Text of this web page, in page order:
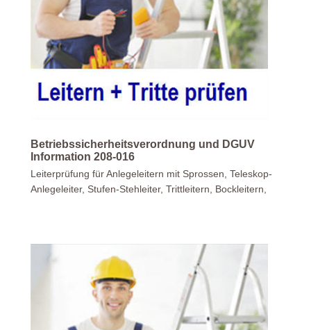
Betriebssicherheitsverordnung und DGUV
Information 208-016
Leiterprüfung für Anlegeleitern mit Sprossen, Teleskop-
Anlegeleiter, Stufen-Stehleiter, Trittleitern, Bockleitern,